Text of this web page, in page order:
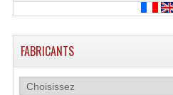
FABRICANTS